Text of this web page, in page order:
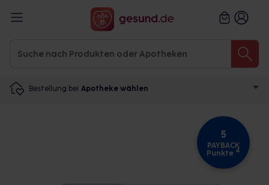
Bestellung bei Apotheke wählen
5
PAYBACK
Punkte 4